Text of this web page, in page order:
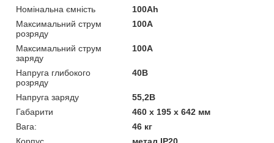
Номінальна ємність
100Ah
Максимальний струм
розряду
100A
Максимальний струм
заряду
100А
Напруга глибокого
розряду
40В
Напруга заряду
55,2В
Габарити
460 х 195 х 642 мм
Вага:
46 кг
Корпус
метал IP20